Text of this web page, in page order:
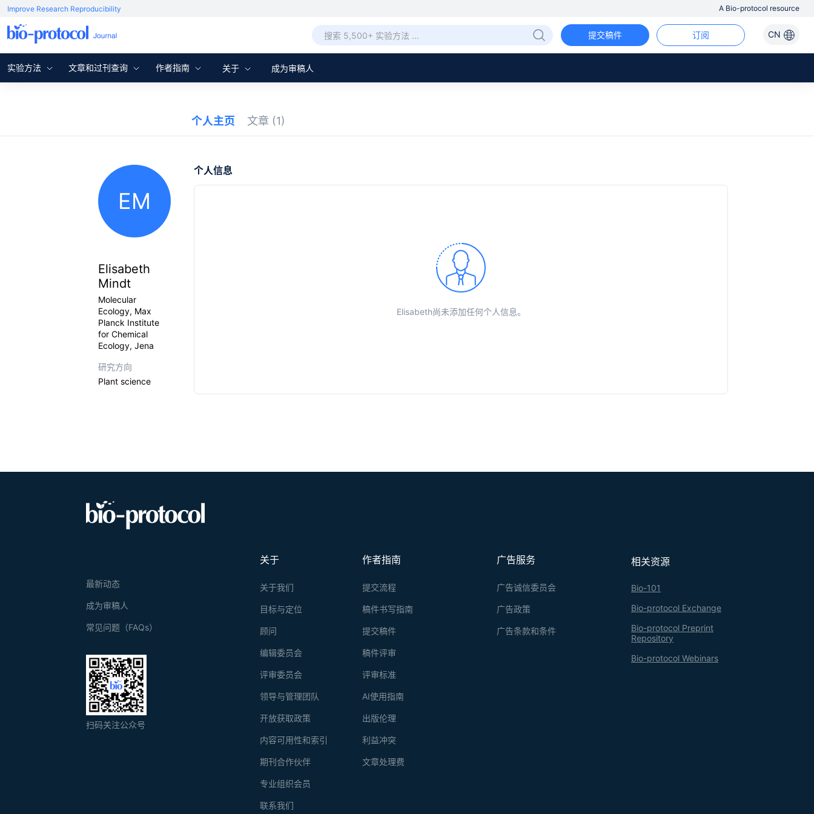
Improve Research Reproducibility A Bio-protocol resource
CN
订阅
提交稿件
实验方法 文章和过刊查询 作者指南 关于 成为审稿人
个人主页 文章 (1)
EM
Elisabeth
Mindt
Molecular
Ecology, Max
Planck Institute
for Chemical
Ecology, Jena
研究方向
Plant science
个人信息
Elisabeth尚未添加任何个人信息。
相关资源
Bio-101
Bio-protocol Exchange
Bio-protocol Preprint
Repository
Bio-protocol Webinars
广告服务
广告诚信委员会
广告政策
广告条款和条件
作者指南
提交流程
稿件书写指南
提交稿件
稿件评审
评审标准
AI使用指南
出版伦理
利益冲突
文章处理费
关于
关于我们
目标与定位
顾问
编辑委员会
评审委员会
领导与管理团队
开放获取政策
内容可用性和索引
期刊合作伙伴
专业组织会员
联系我们
最新动态
成为审稿人
常见问题（FAQs）
扫码关注公众号